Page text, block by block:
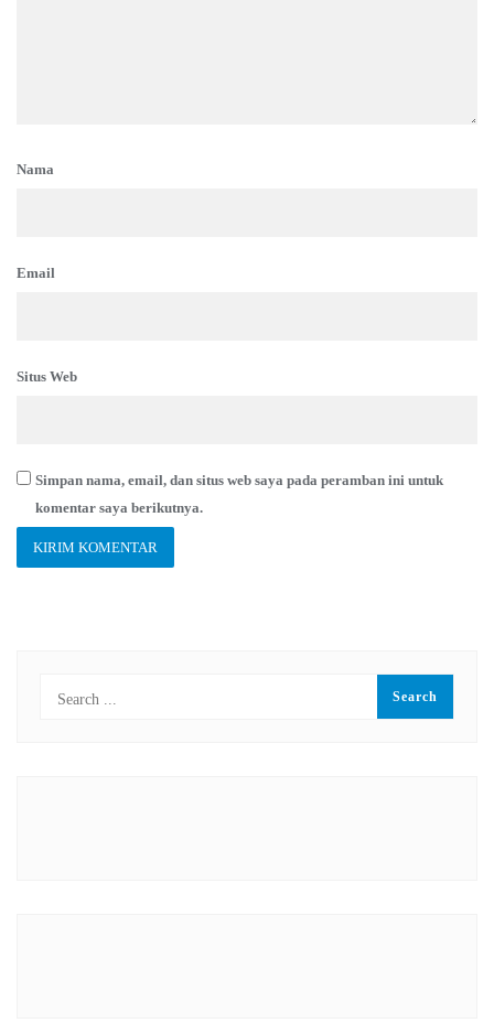
Nama
Email
Situs Web
Simpan nama, email, dan situs web saya pada peramban ini untuk
komentar saya berikutnya.